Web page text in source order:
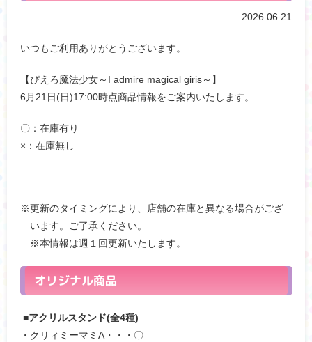
2026.06.21
いつもご利用ありがとうございます。
【ぴえろ魔法少女～I admire magical giris～】
6月21日(日)17:00時点商品情報をご案内いたします。
〇：在庫有り
×：在庫無し
※更新のタイミングにより、店舗の在庫と異なる場合がござ
います。ご了承ください。
※本情報は週１回更新いたします。
オリジナル商品
■アクリルスタンド(全4種)
・クリィミーマミA・・・〇